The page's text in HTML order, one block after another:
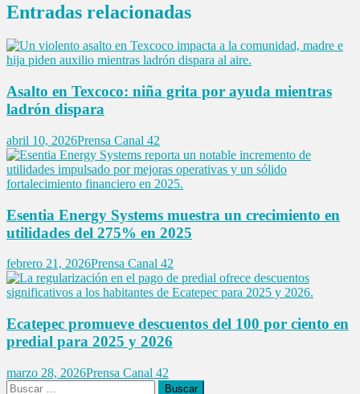
Entradas relacionadas
Asalto en Texcoco: niña grita por ayuda mientras
ladrón dispara
abril 10, 2026Prensa Canal 42
Esentia Energy Systems muestra un crecimiento en
utilidades del 275% en 2025
febrero 21, 2026Prensa Canal 42
Ecatepec promueve descuentos del 100 por ciento en
predial para 2025 y 2026
marzo 28, 2026Prensa Canal 42
Buscar: